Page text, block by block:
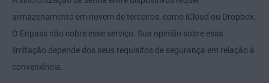
armazenamento em nuvem de terceiros, como iCloud ou Dropbox.
O Enpass não cobre esse serviço. Sua opinião sobre essa
limitação depende dos seus requisitos de segurança em relação à
conveniência.